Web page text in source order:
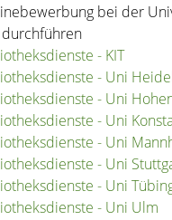
bei der
- KIT
- Uni
- Uni
- Uni
- Uni
- Uni
- Uni
- Uni Ulm